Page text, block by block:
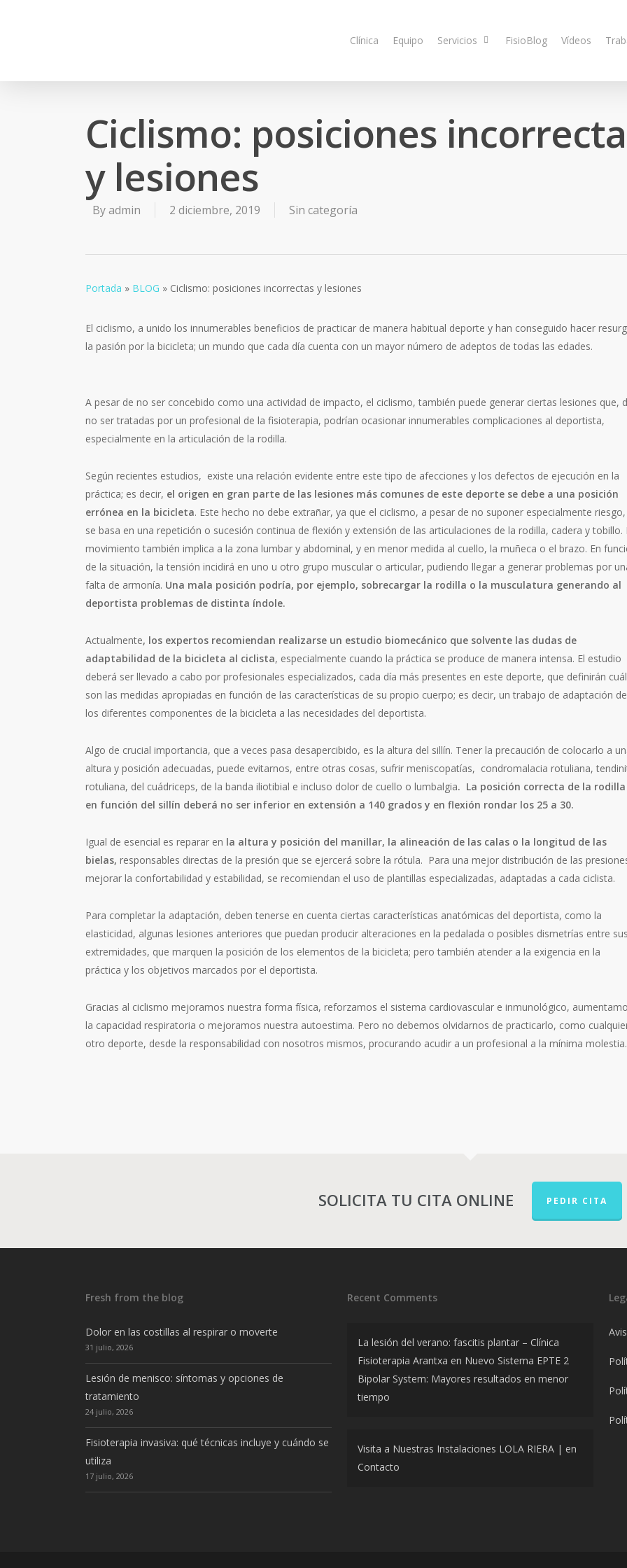
Clínica Equipo Servicios FisioBlog Vídeos
Ciclismo: posiciones
y lesiones
Byadmin 2 diciembre, 2019 Sin categoría
Portada » BLOG » Ciclismo: posiciones incorrectas y lesiones
El ciclismo, a unido los innumerables beneficios de practicar de manera habitual deporte y han conseguido hacer
la pasión por la bicicleta; un mundo que cada día cuenta con un mayor número de adeptos de todas las edades.
A pesar de no ser concebido como una actividad de impacto, el ciclismo, también puede generar ciertas lesiones que,
no ser tratadas por un profesional de la fisioterapia, podrían ocasionar innumerables complicaciones al deportista,
especialmente en la articulación de la rodilla.
Según recientes estudios, existe una relación evidente entre este tipo de afecciones y los defectos de ejecución en la
práctica; es decir, el origen en gran parte de las lesiones más comunes de este deporte se debe a una posición
errónea en la bicicleta. Este hecho no debe extrañar, ya que el ciclismo, a pesar de no suponer especialmente riesgo,
se basa en una repetición o sucesión continua de flexión y extensión de las articulaciones de la rodilla, cadera y tobillo.
movimiento también implica a la zona lumbar y abdominal, y en menor medida al cuello, la muñeca o el brazo. En
de la situación, la tensión incidirá en uno u otro grupo muscular o articular, pudiendo llegar a generar problemas por
falta de armonía. Una mala posición podría, por ejemplo, sobrecargar la rodilla o la musculatura generando al
deportista problemas de distinta índole.
Actualmente, los expertos recomiendan realizarse un estudio biomecánico que solvente las dudas de
adaptabilidad de la bicicleta al ciclista, especialmente cuando la práctica se produce de manera intensa. El estudio
deberá ser llevado a cabo por profesionales especializados, cada día más presentes en este deporte, que definirán
son las medidas apropiadas en función de las características de su propio cuerpo; es decir, un trabajo de adaptación de
los diferentes componentes de la bicicleta a las necesidades del deportista.
Algo de crucial importancia, que a veces pasa desapercibido, es la altura del sillín. Tener la precaución de colocarlo a
altura y posición adecuadas, puede evitarnos, entre otras cosas, sufrir meniscopatías, condromalacia rotuliana,
rotuliana, del cuádriceps, de la banda iliotibial e incluso dolor de cuello o lumbalgia. La posición correcta de la rodilla
en función del sillín deberá no ser inferior en extensión a 140 grados y en flexión rondar los 25 a 30.
Igual de esencial es reparar en la altura y posición del manillar, la alineación de las calas o la longitud de las
bielas, responsables directas de la presión que se ejercerá sobre la rótula. Para una mejor distribución de las
mejorar la confortabilidad y estabilidad, se recomiendan el uso de plantillas especializadas, adaptadas a cada ciclista.
Para completar la adaptación, deben tenerse en cuenta ciertas características anatómicas del deportista, como la
elasticidad, algunas lesiones anteriores que puedan producir alteraciones en la pedalada o posibles dismetrías entre
extremidades, que marquen la posición de los elementos de la bicicleta; pero también atender a la exigencia en la
práctica y los objetivos marcados por el deportista.
Gracias al ciclismo mejoramos nuestra forma física, reforzamos el sistema cardiovascular e inmunológico,
la capacidad respiratoria o mejoramos nuestra autoestima. Pero no debemos olvidarnos de practicarlo, como
otro deporte, desde la responsabilidad con nosotros mismos, procurando acudir a un profesional a la mínima molestia.
SOLICITA TU CITA ONLINE PEDIR CITA
Fresh from the blog
Dolor en las costillas al respirar o moverte
31 julio, 2026
Lesión de menisco: síntomas y opciones de
tratamiento
24 julio, 2026
Fisioterapia invasiva: qué técnicas incluye y cuándo se
utiliza
17 julio, 2026
Recent Comments
La lesión del verano: fascitis plantar – Clínica
Fisioterapia Arantxa en Nuevo Sistema EPTE 2
Bipolar System: Mayores resultados en menor
tiempo
Visita a Nuestras Instalaciones LOLA RIERA | en
Contacto